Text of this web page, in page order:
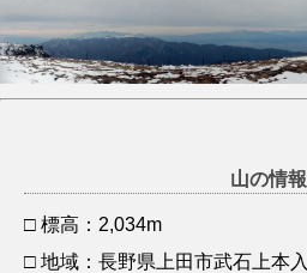
山の情報
□ 標高：2,034m
□ 地域：長野県上田市武石上本入